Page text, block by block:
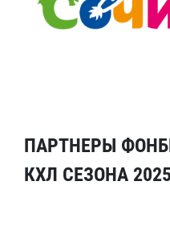
ПАРТНЕРЫ
КХЛ СЕЗОНА